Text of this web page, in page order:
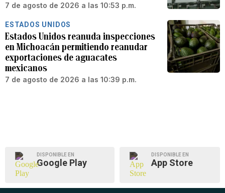
7 de agosto de 2026 a las 10:53 p.m.
ESTADOS UNIDOS
Estados Unidos reanuda inspecciones
en Michoacán permitiendo reanudar
exportaciones de aguacates
mexicanos
7 de agosto de 2026 a las 10:39 p.m.
DISPONIBLE EN
Google Play
DISPONIBLE EN
App Store